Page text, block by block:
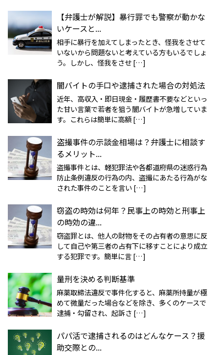
【弁護士が解説】暴行罪でも警察が動かな
いケースと...
相手に暴行を加えてしまったとき、怪我をさせて
いないから問題ないと考えている方もいるでしょ
う。しかし、怪我をさせ […]
闇バイトの手口や逮捕された場合の対処法
近年、高収入・即日現金・履歴書不要などといっ
た甘い言葉で若者を狙う闇バイトが急増していま
す。これらは簡単に高額 […]
盗撮事件の示談金相場は？弁護士に相談す
るメリット...
盗撮事件とは、軽犯罪法や各都道府県の迷惑行為
防止条例違反の行為の内、盗撮にあたる行為がな
された事件のことを言い […]
窃盗の時効は何年？民事上の時効と刑事上
の時効の違...
窃盗罪とは、他人の財物をその占有者の意思に反
して自己や第三者の占有下に移すことにより成立
する犯罪です。簡単に言 […]
量刑を決める判断基準
麻薬取締法違反で事件化すると、麻薬所持量が極
めて微量だった場合などを除き、多くのケースで
逮捕・勾留され、起訴さ […]
パパ活で逮捕されるのはどんなケース？援
助交際との...